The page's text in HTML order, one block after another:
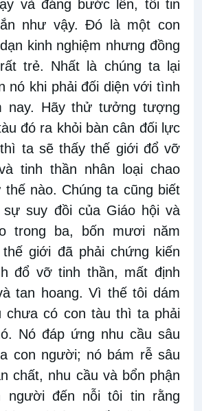
và đáng bước lên, tôi tin
như vậy. Đó là một con
kinh nghiệm nhưng đồng
trẻ. Nhất là chúng ta lại
nó khi phải đối diện với tình
nay. Hãy thử tưởng tượng
đó ra khỏi bàn cân đối lực
ta sẽ thấy thế giới đổ vỡ
tinh thần nhân loại chao
thế nào. Chúng ta cũng biết
suy đồi của Giáo hội và
trong ba, bốn mươi năm
giới đã phải chứng kiến
đổ vỡ tinh thần, mất định
tan hoang. Vì thế tôi dám
chưa có con tàu thì ta phải
Nó đáp ứng nhu cầu sâu
con người; nó bám rễ sâu
chất, nhu cầu và bổn phận
người đến nỗi tôi tin rằng